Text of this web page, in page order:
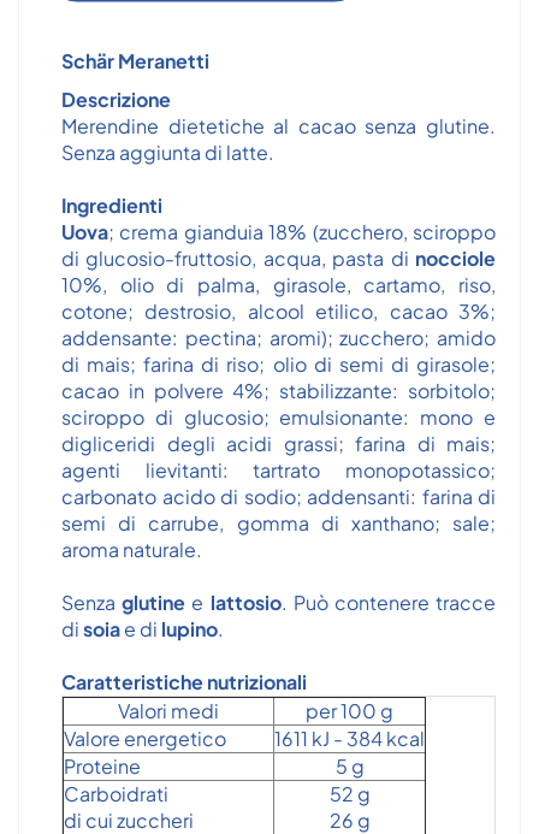
Schär Meranetti
Descrizione
Merendine dietetiche al cacao senza glutine.
Senza aggiunta di latte.
Ingredienti
Uova; crema gianduia 18% (zucchero, sciroppo
di glucosio-fruttosio, acqua, pasta di nocciole
10%, olio di palma, girasole, cartamo, riso,
cotone; destrosio, alcool etilico, cacao 3%;
addensante: pectina; aromi); zucchero; amido
di mais; farina di riso; olio di semi di girasole;
cacao in polvere 4%; stabilizzante: sorbitolo;
sciroppo di glucosio; emulsionante: mono e
digliceridi degli acidi grassi; farina di mais;
agenti lievitanti: tartrato monopotassico;
carbonato acido di sodio; addensanti: farina di
semi di carrube, gomma di xanthano; sale;
aroma naturale.
Senzaglutine e lattosio. Può contenere tracce
disoiae di lupino.
Caratteristiche nutrizionali
Valori medi
per 100 g
Valore energetico
1611 kJ - 384 kcal
Proteine
5 g
Carboidrati
di cui zuccheri
52 g
26 g